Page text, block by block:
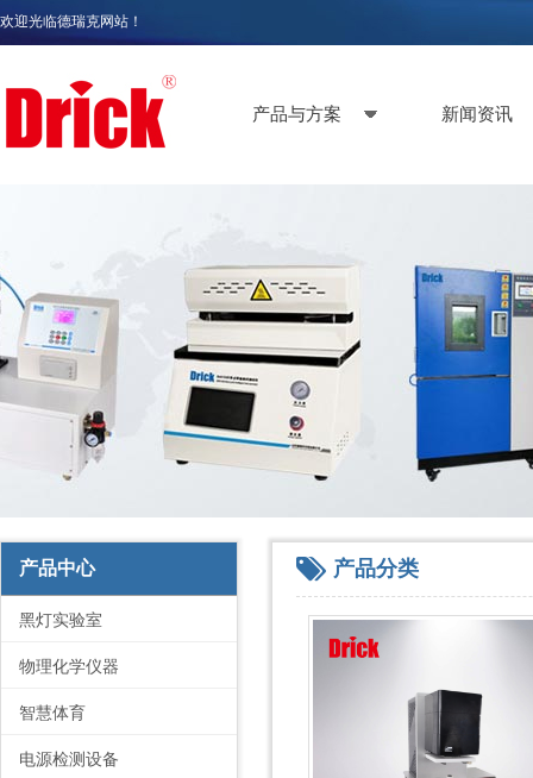
欢迎光临德瑞克网站！
产品与方案 新闻资讯
产品中心
黑灯实验室
物理化学仪器
智慧体育
电源检测设备
产品分类